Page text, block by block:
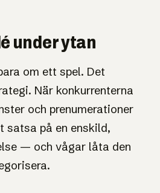
under ytan
om ett spel. Det
När konkurrenterna
och prenumerationer
satsa på en enskild,
— och vågar låta den